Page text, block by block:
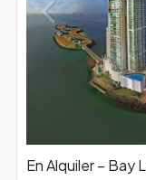
En Alquiler – Bay